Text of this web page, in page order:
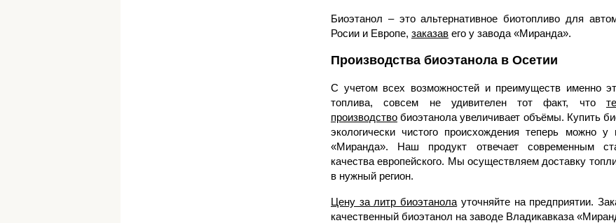
Биоэтанол – это альтернативное биотопливо для
Росии и Европе, заказав его у завода «Миранда».
Производства биоэтанола в Осетии
С учетом всех возможностей и преимуществ именно
топлива, совсем не удивителен тот факт, что
производство биоэтанола увеличивает объёмы. Купить
экологически чистого происхождения теперь можно у
«Миранда». Наш продукт отвечает современным
качества европейского. Мы осуществляем доставку
в нужный регион.
Цену за литр биоэтанола уточняйте на предприятии.
качественный биоэтанол на заводе Владикавказа